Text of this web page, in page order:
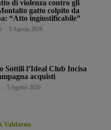
di violenza contro gli
gatto colpito da
“Atto ingiustificabile”
5 Agosto 2026
Sottili l’Ideal Club Incisa
acquisti
5 Agosto 2026
Valdarno